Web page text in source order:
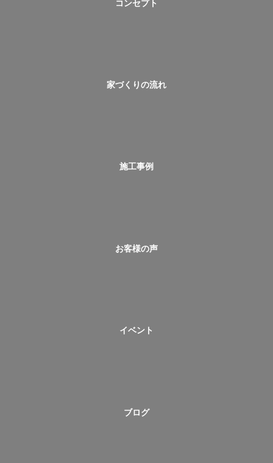
コンセプト
家づくりの流れ
施工事例
お客様の声
イベント
ブログ